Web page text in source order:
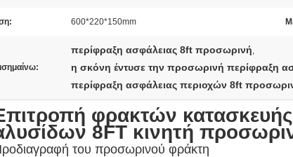
600*220*150mm
περίφραξη ασφάλειας 8ft προσωρινή,
η σκόνη έντυσε την προσωρινή περίφραξη
περίφραξη ασφάλειας περιοχών 8ft
φρακτών
8FT κινητή
του προσωρινού φράκτη